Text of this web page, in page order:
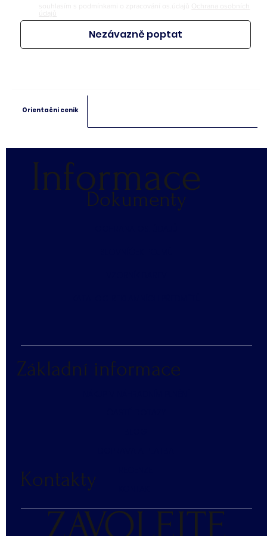
souhlasím s podmínkami o zpracování os.údajů
Ochrana osobních
údajů
Nezávazně poptat
Orientační ceník
Kontakty
ZAVOLEJTE
Dokumenty
Informace
Základní informace